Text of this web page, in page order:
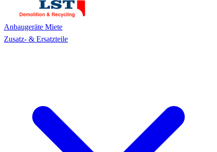
Anbaugeräte Miete
Zusatz- & Ersatzteile